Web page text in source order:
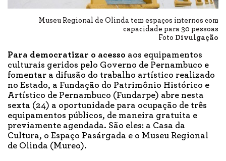
Museu Regional de Olinda tem espaços internos com
capacidade para 30 pessoas
Foto Divulgação
Para democratizar o acesso aos equipamentos
culturais geridos pelo Governo de Pernambuco e
fomentar a difusão do trabalho artístico realizado
no Estado, a Fundação do Patrimônio Histórico e
Artístico de Pernambuco (Fundarpe) abre nesta
sexta (24) a oportunidade para ocupação de três
equipamentos públicos, de maneira gratuita e
previamente agendada. São eles: a Casa da
Cultura, o Espaço Pasárgada e o Museu Regional
de Olinda (Mureo).